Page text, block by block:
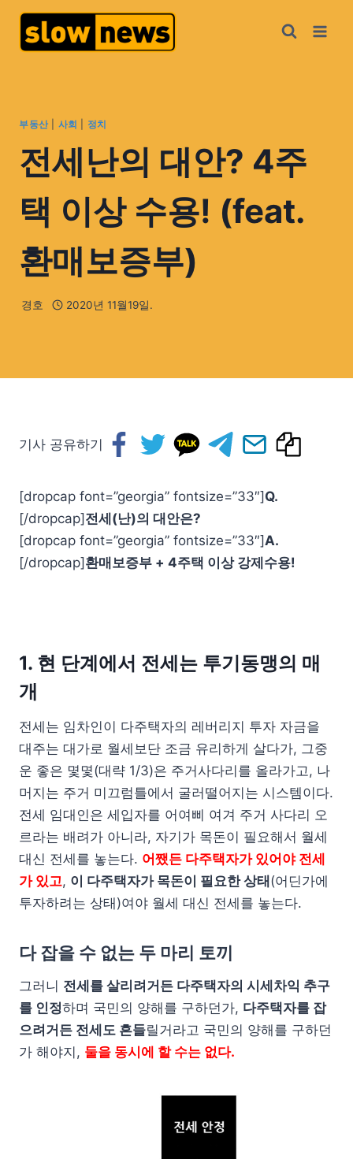
부동산| 사회 정치
전세난의 대안? 4주
택 이상 수용! (feat.
환매보증부)
경호 2020년 11월19일.
기사 공유하기
[dropcap font=”georgia” fontsize=”33″] Q.
[/dropcap] 전세(난)의 대안은?
[dropcap font=”georgia” fontsize=”33″]A.
[/dropcap] 환매보증부 + 4주택 이상 강제수용!
1. 현 단계에서 전세는 투기동맹의 매
개
전세는 임차인이 다주택자의 레버리지 투자 자금을
대주는 대가로 월세보단 조금 유리하게 살다가, 그중
운 좋은 몇몇(대략 1/3)은 주거사다리를 올라가고, 나
머지는 주거 미끄럼틀에서 굴러떨어지는 시스템이다.
전세 임대인은 세입자를 어여삐 여겨 주거 사다리 오
르라는 배려가 아니라, 자기가 목돈이 필요해서 월세
대신 전세를 놓는다. 어쨌든 다주택자가 있어야 전세
가 있고, 이 다주택자가 목돈이 필요한 상태 (어딘가에
투자하려는 상태)여야 월세 대신 전세를 놓는다.
다 잡을 수 없는 두 마리 토끼
그러니 전세를 살리려거든 다주택자의 시세차익 추구
를 인정하며 국민의 양해를 구하던가, 다주택자를 잡
으려거든 전세도 흔들릴거라고 국민의 양해를 구하던
가 해야지, 둘을 동시에 할 수는 없다.